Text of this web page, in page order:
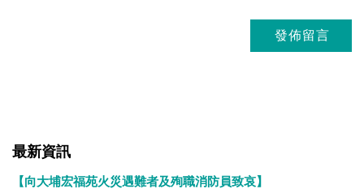
最新資訊
【向大埔宏福苑火災遇難者及殉職消防員致哀】